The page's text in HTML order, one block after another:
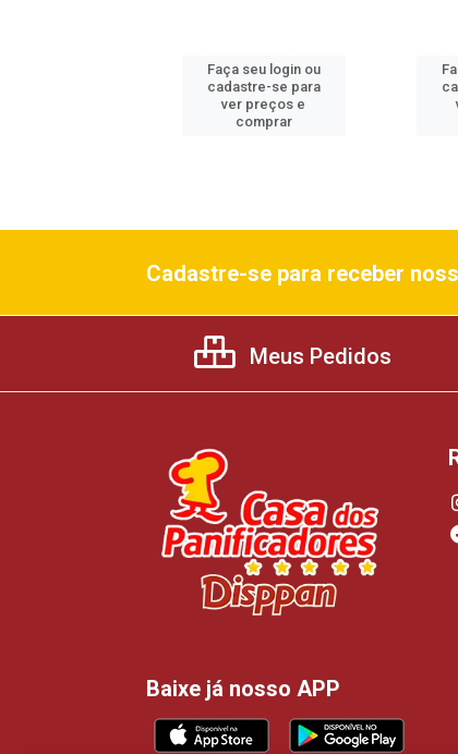
Faça seu login ou
cadastre-se para
ver preços e
comprar
Cadastre-se para receber
Meus Pedidos
Baixe já nosso APP